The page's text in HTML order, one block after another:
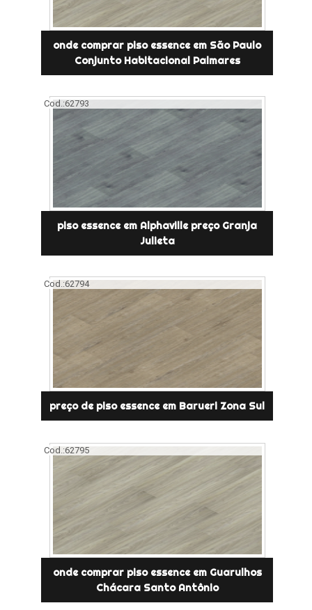
onde comprar piso essence em São Paulo
Conjunto Habitacional Palmares
Cod.:62793
piso essence em Alphaville preço Granja
Julieta
Cod.:62794
preço de piso essence em Barueri Zona Sul
Cod.:62795
onde comprar piso essence em Guarulhos
Chácara Santo Antônio